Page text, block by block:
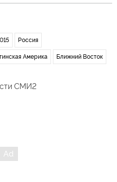
Россия
Америка Ближний Восток
СМИ2